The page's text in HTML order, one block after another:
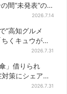
間“未発表”の
2026.7.14
“高知グルメ
くキュウがお
2026.7.31
」借りられ
策にシェアサ
2026.7.31